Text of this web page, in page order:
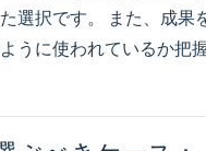
選択です。 また、成果
うに使われているか把